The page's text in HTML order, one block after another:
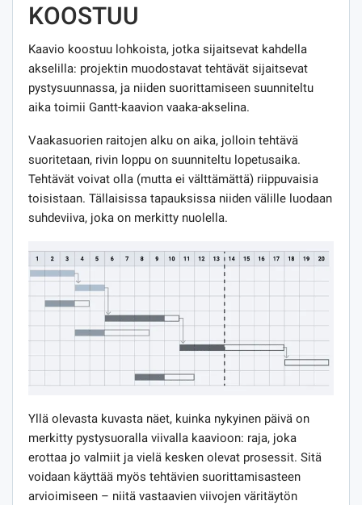
KOOSTUU
Kaavio koostuu lohkoista, jotka sijaitsevat kahdella
akselilla: projektin muodostavat tehtävät sijaitsevat
pystysuunnassa, ja niiden suorittamiseen suunniteltu
aika toimii Gantt-kaavion vaaka-akselina.
Vaakasuorien raitojen alku on aika, jolloin tehtävä
suoritetaan, rivin loppu on suunniteltu lopetusaika.
Tehtävät voivat olla (mutta ei välttämättä) riippuvaisia ​​
toisistaan. Tällaisissa tapauksissa niiden välille luodaan
suhdeviiva, joka on merkitty nuolella.
Yllä olevasta kuvasta näet, kuinka nykyinen päivä on
merkitty pystysuoralla viivalla kaavioon: raja, joka
erottaa jo valmiit ja vielä kesken olevat prosessit. Sitä
voidaan käyttää myös tehtävien suorittamisasteen
arvioimiseen – niitä vastaavien viivojen väritäytön